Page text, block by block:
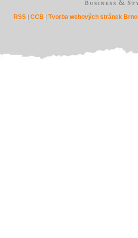
RSS |CCB |Tvorba webových stránek Brno